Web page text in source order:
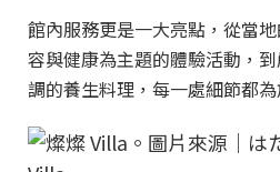
館內服務更是一大亮點，從當
容與健康為主題的體驗活動，
調的養生料理，每一處細節都